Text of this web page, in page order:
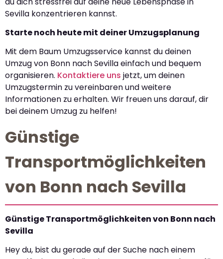
Sevilla konzentrieren kannst.
Starte noch heute mit deiner Umzugsplanung
Mit dem Baum Umzugsservice kannst du deinen
Umzug von Bonn nach Sevilla einfach und bequem
organisieren. Kontaktiere uns jetzt, um deinen
Umzugstermin zu vereinbaren und weitere
Informationen zu erhalten. Wir freuen uns darauf, dir
bei deinem Umzug zu helfen!
Günstige
Transportmöglichkeiten
von Bonn nach Sevilla
Günstige Transportmöglichkeiten von Bonn nach
Sevilla
Hey du, bist du gerade auf der Suche nach einem